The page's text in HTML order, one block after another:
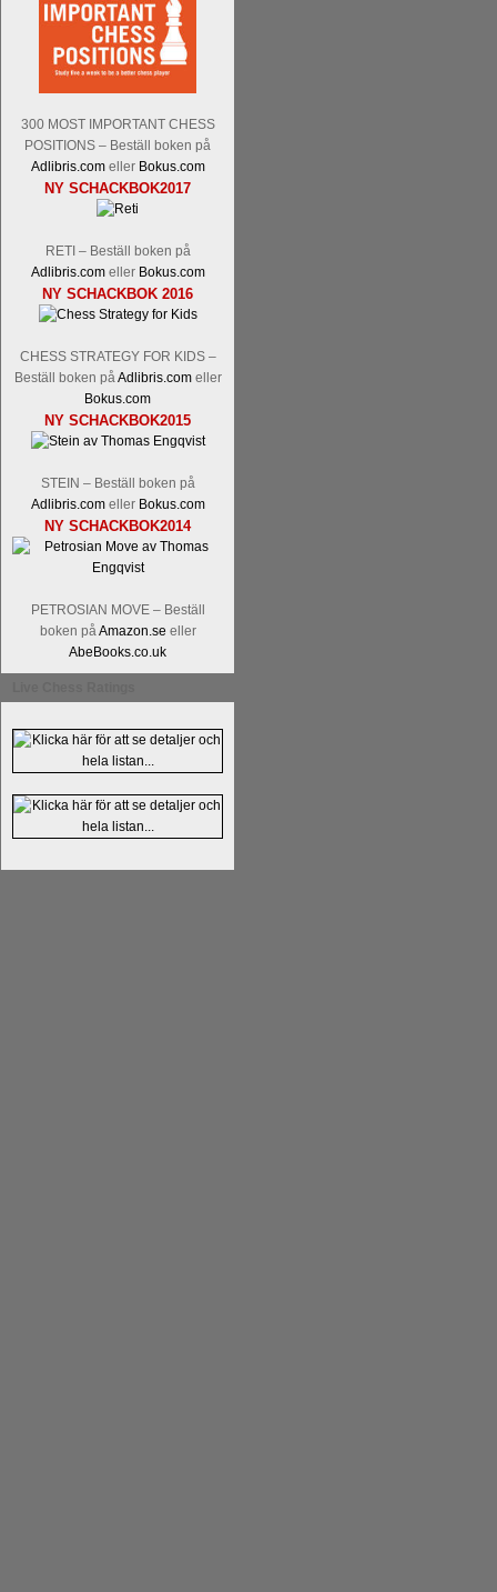
300 MOST IMPORTANT CHESS
POSITIONS – Beställ boken på
Adlibris.comeller Bokus.com
NY SCHACKBOK2017
RETI – Beställ boken på
Adlibris.comeller Bokus.com
NY SCHACKBOK 2016
CHESS STRATEGY FOR KIDS –
Beställ boken påAdlibris.comeller
Bokus.com
NY SCHACKBOK2015
STEIN – Beställ boken på
Adlibris.comeller Bokus.com
NY SCHACKBOK2014
PETROSIAN MOVE – Beställ
boken påAmazon.se eller
AbeBooks.co.uk